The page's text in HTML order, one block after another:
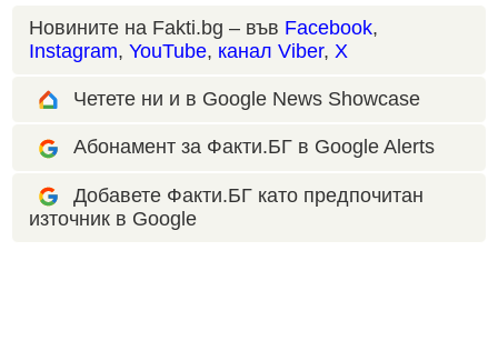
Новините на Fakti.bg – във Facebook,
Instagram, YouTube, канал Viber, X
Четете ни и в Google News Showcase
Абонамент за Факти.БГ в Google Alerts
Добавете Факти.БГ като предпочитан
източник в Google